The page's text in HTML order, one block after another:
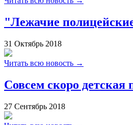
"Лежачие
31 Октябрь 2018
Читать всю новость →
Совсем скоро
27 Сентябрь 2018